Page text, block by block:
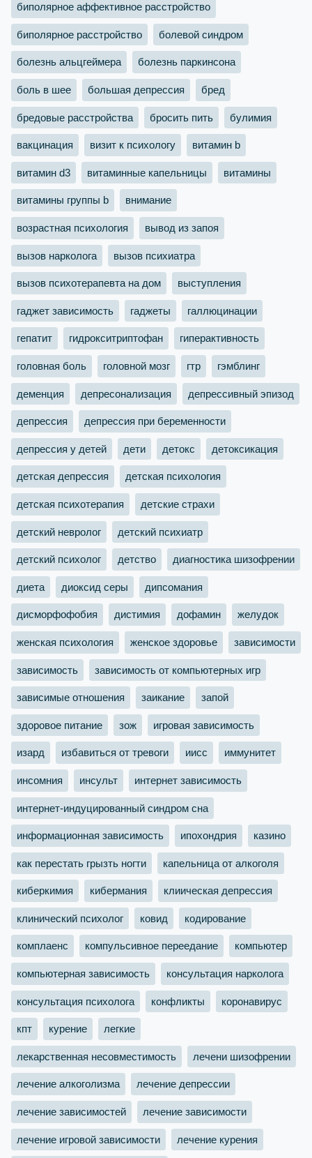
биполярное аффективное расстройство
биполярное расстройство болевой синдром
болезнь альцгеймера болезнь паркинсона
боль в шее большая депрессия бред
бредовые расстройства бросить пить булимия
вакцинация визит к психологу витамин b
витамин d3 витаминные капельницы витамины
витамины группы b внимание
возрастная психология вывод из запоя
вызов нарколога вызов психиатра
вызов психотерапевта на дом выступления
гаджет зависимость гаджеты галлюцинации
гепатит гидрокситриптофан гиперактивность
головная боль головной мозг гтр гэмблинг
деменция депресонализация депрессивный эпизод
депрессия депрессия при беременности
депрессия у детей дети детокс детоксикация
детская депрессия детская психология
детская психотерапия детские страхи
детский невролог детский психиатр
детский психолог детство диагностика шизофрении
диета диоксид серы дипсомания
дисморфофобия дистимия дофамин желудок
женская психология женское здоровье зависимости
зависимость зависимость от компьютерных игр
зависимые отношения заикание запой
здоровое питание зож игровая зависимость
изард избавиться от тревоги иисс иммунитет
инсомния инсульт интернет зависимость
интернет-индуцированный синдром сна
информационная зависимость ипохондрия казино
как перестать грызть ногти капельница от алкоголя
киберкимия кибермания клиическая депрессия
клинический психолог ковид кодирование
комплаенс компульсивное переедание компьютер
компьютерная зависимость консультация нарколога
консультация психолога конфликты коронавирус
кпт курение легкие
лекарственная несовместимость лечени шизофрении
лечение алкоголизма лечение депрессии
лечение зависимостей лечение зависимости
лечение игровой зависимости лечение курения